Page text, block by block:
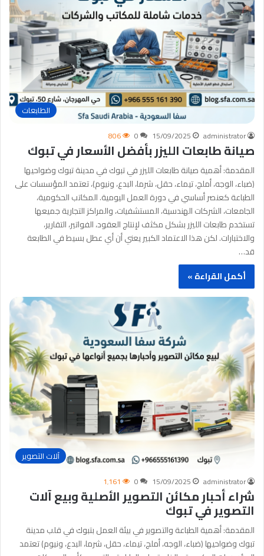
الطابعات
administrator
15/09/2025
0
806
صيانة طابعات الليزر بأفضل الأسعار في تبوك
المقدمة: أهمية صيانة طابعات الليزر في تبوك في مدينة تبوك وضواحيها
(ضباء، الوجه، أملج، تيماء، حقل، شرما، البدع، ونيوم)، تعتمد المؤسسات على
الطباعة كعنصر أساسي في دورة العمل اليومية. المكاتب الحكومية،
الجامعات، الشركات الهندسية، المستشفيات، والمراكز التجارية جميعها
تستخدم طابعات الليزر بشكل مكثف لإنتاج العقود، الفواتير، التقارير،
والاختبارات. لكن هذا الاعتماد الكبير يعني أن أي عطل بسيط في الطابعة
قد…
أكمل القراءة »
آلات التصوير
administrator
15/09/2025
0 1٬161
شراء أحبار مكائن التصوير الأصلية وبيع آلات
التصوير في تبوك
المقدمة: أهمية الطباعة والتصوير في بيئة العمل بتبوك في قلب مدينة
تبوك وضواحيها (ضباء، الوجه، أملج، تيماء، حقل، شرما، البدع، ونيوم) تعتمد